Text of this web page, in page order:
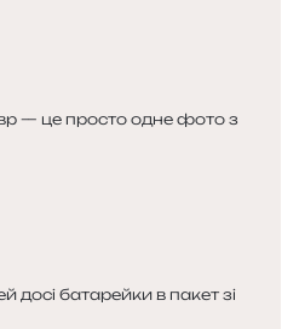
— це просто одне фото з
досі батарейки в пакет зі